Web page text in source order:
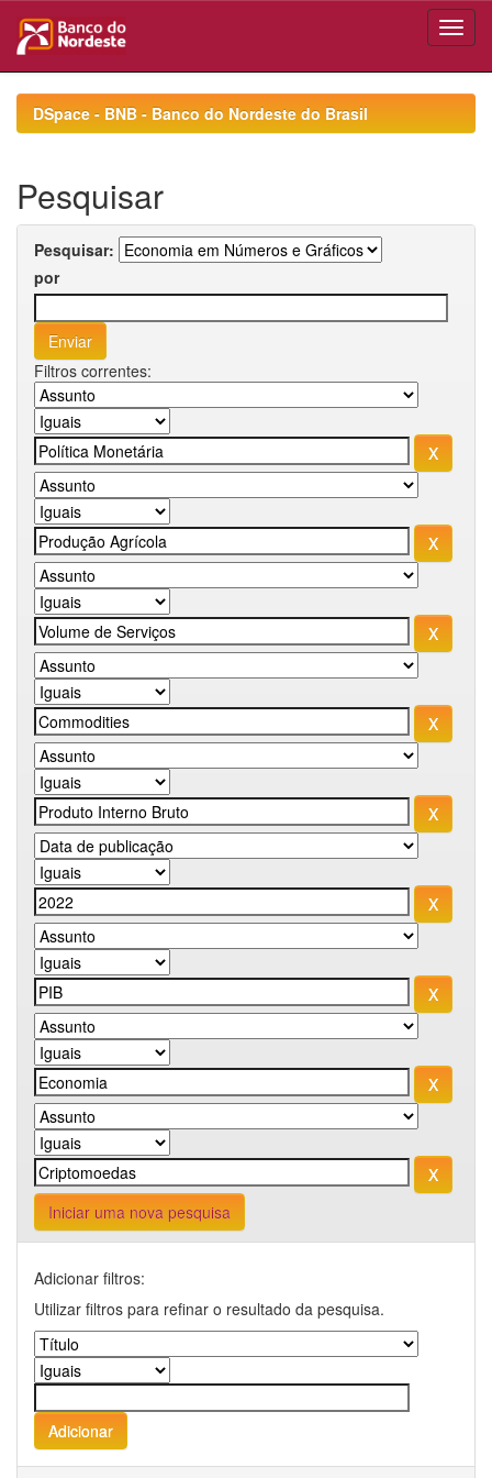
navigationDSpace - BNB - Banco do Nordeste do Brasil
Pesquisar
Pesquisar:
por
Filtros correntes:
Iniciar uma nova pesquisa
Adicionar filtros:
Utilizar filtros para refinar o resultado da pesquisa.